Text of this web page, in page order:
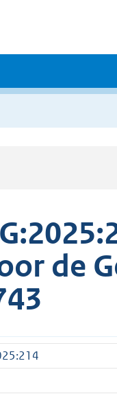
de